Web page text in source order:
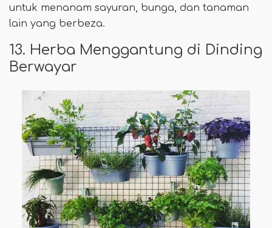
untuk menanam sayuran, bunga, dan tanaman
lain yang berbeza.
13. Herba Menggantung di Dinding
Berwayar